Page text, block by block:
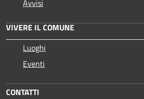
Avvisi
VIVERE IL COMUNE
Luoghi
Eventi
CONTATTI